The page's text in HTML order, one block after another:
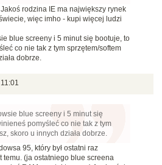
rodzina IE ma największy rynek
więc imho - kupi więcej ludzi
blue screeny i 5 minut się bootuje, to
co nie tak z tym sprzętem/softem
dobrze.
blue screeny i 5 minut się
pomyśleć co nie tak z tym
skoro u innych działa dobrze.
95, który był ostatni raz
temu. (ja ostatniego blue screena